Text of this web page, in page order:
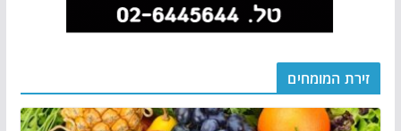
זירת המומחים